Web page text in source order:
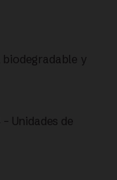
y
Unidades de